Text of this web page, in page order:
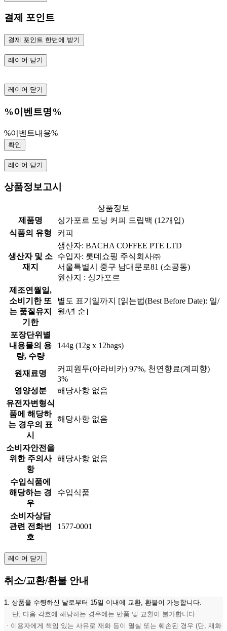
결제 포인트
결제 포인트 한번에 받기
레이어 닫기
레이어 닫기
%이벤트명%
%이벤트내용%
확인
레이어 닫기
상품정보고시
상품정보
제품명
싱가포르 모닝 커피 드립백 (12개입)
식품의 유형
커피
생산자 및 소
재지
생산자: BACHA COFFEE PTE LTD
수입자: 롯데쇼핑 주식회사㈜
서울특별시 중구 남대문로81 (소공동)
원산지 : 싱가포르
제조연월일,
소비기한 또
는 품질유지
기한
별도 표기일까지 [읽는법(Best Before Date): 일/
월/년 순]
포장단위별
내용물의 용
량, 수량
144g (12g x 12bags)
원재료명
커피원두(아라비카) 97%, 천연향료(계피향)
3%
영양성분
해당사항 없음
유전자변형식
품에 해당하
는 경우의 표
시
해당사항 없음
소비자안전을
위한 주의사
항
해당사항 없음
수입식품에
해당하는 경
우
수입식품
소비자상담
관련 전화번
호
1577-0001
레이어 닫기
취소/교환/환불 안내
1. 상품을 수령하신 날로부터 15일 이내에 교환, 환불이 가능합니다.
단, 다음 각호에 해당하는 경우에는 반품 및 교환이 불가합니다.
ㆍ이용자에게 책임 있는 사유로 재화 등이 멸실 또는 훼손된 경우 (단, 재화